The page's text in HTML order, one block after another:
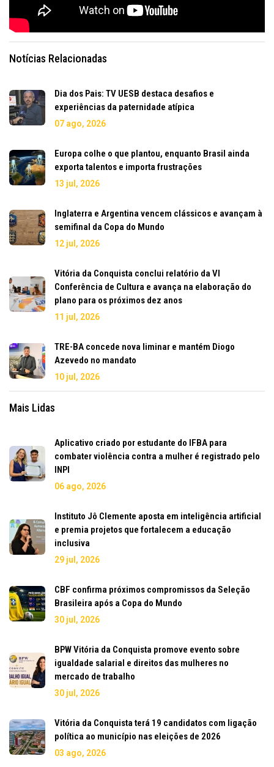
Notícias Relacionadas
Dia dos Pais: TV UESB destaca desafios e
experiências da paternidade atípica
07 ago, 2026
Europa colhe o que plantou, enquanto Brasil ainda
exporta talentos e importa frustrações
13 jul, 2026
Inglaterra e Argentina vencem clássicos e avançam à
semifinal da Copa do Mundo
12 jul, 2026
Vitória da Conquista conclui relatório da VI
Conferência de Cultura e avança na elaboração do
plano para os próximos dez anos
11 jul, 2026
TRE-BA concede nova liminar e mantém Diogo
Azevedo no mandato
10 jul, 2026
Mais Lidas
Aplicativo criado por estudante do IFBA para
combater violência contra a mulher é registrado pelo
INPI
06 ago, 2026
Instituto Jô Clemente aposta em inteligência artificial
e premia projetos que fortalecem a educação
inclusiva
29 jul, 2026
CBF confirma próximos compromissos da Seleção
Brasileira após a Copa do Mundo
30 jul, 2026
BPW Vitória da Conquista promove evento sobre
igualdade salarial e direitos das mulheres no
mercado de trabalho
30 jul, 2026
Vitória da Conquista terá 19 candidatos com ligação
política ao município nas eleições de 2026
03 ago, 2026